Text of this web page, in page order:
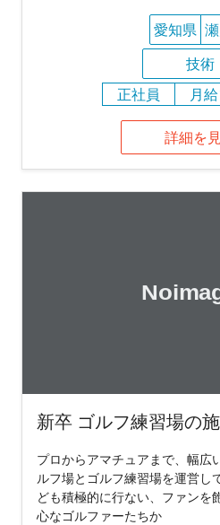
愛知県
技術
正社員
月
詳細を
新卒 ゴルフ練習場の
プロからアマチュアまで、幅広
ルフ場とゴルフ練習場を運営し
ども積極的に行ない、ファンを
心なゴルファーたちか